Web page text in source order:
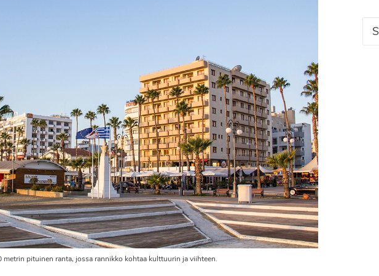
pituinen ranta, jossa rannikko kohtaa kulttuurin ja viihteen.